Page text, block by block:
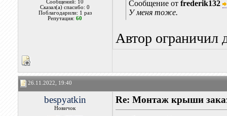
Сообщений: 10
Сказал(а) спасибо: 0
Поблагодарили: 1 раз
Репутация:60
Сообщение от frederik132
У меня тоже.
Автор ограничил
26.11.2022, 19:40
bespyatkin
Новичок
Re: Монтаж крыши